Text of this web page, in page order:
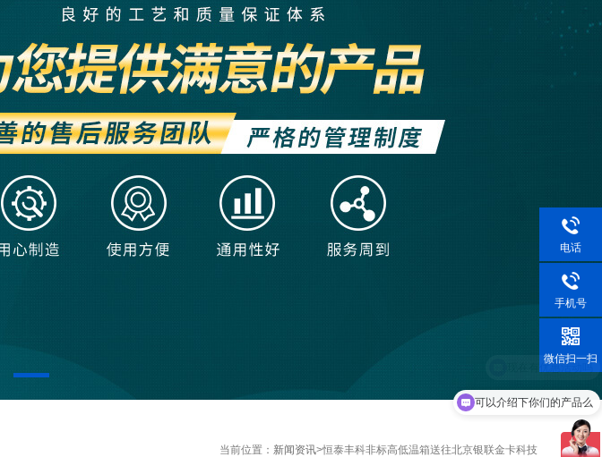
当前位置： 新闻资讯>恒泰丰科非标高低温箱送往北京银联金卡科技
电话
手机号
微信扫一扫
可以介绍下你们的产品么